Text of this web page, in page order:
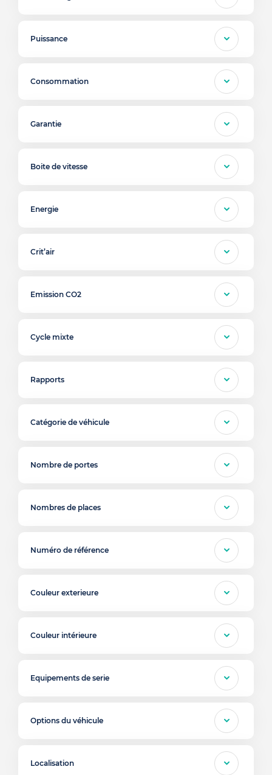
Puissance
Consommation
Garantie
Boite de vitesse
Energie
Crit’air
Emission CO2
Cycle mixte
Rapports
Catégorie de véhicule
Nombre de portes
Nombres de places
Numéro de référence
Couleur exterieure
Couleur intérieure
Equipements de serie
Options du véhicule
Localisation